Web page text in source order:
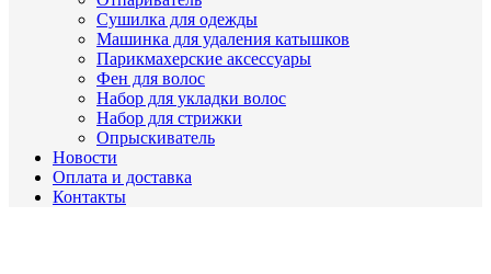
Сушилка для одежды
Машинка для удаления катышков
Парикмахерские аксессуары
Фен для волос
Набор для укладки волос
Набор для стрижки
Опрыскиватель
Новости
Оплата и доставка
Контакты